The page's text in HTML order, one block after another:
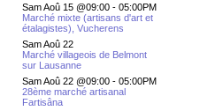
Sam Aoû 15 @09:00 - 05:00PM
Marché mixte (artisans d'art et
étalagistes), Vucherens
Sam Aoû 22
Marché villageois de Belmont
sur Lausanne
Sam Aoû 22 @09:00 - 05:00PM
28ème marché artisanal
Fartisâna